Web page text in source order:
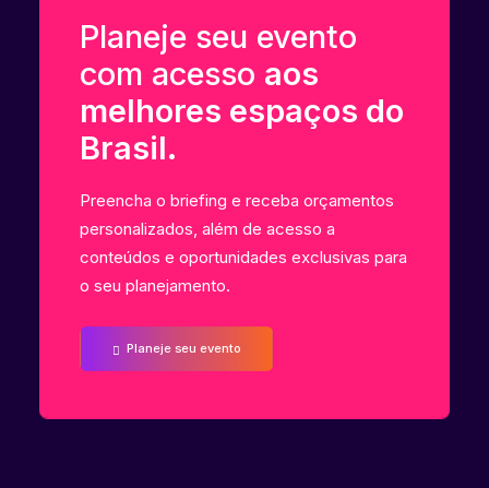
Planeje seu evento
com acesso aos
melhores espaços do
Brasil.
Preencha o briefing e receba orçamentos
personalizados, além de acesso a
conteúdos e oportunidades exclusivas para
o seu planejamento.
Planeje seu evento